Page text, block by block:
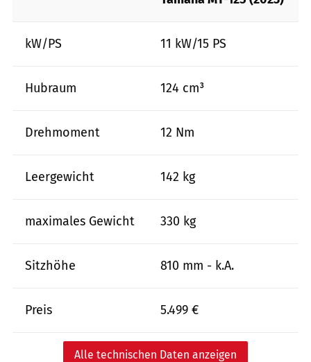
kW/PS 11 kW/15 PS
Hubraum 124 cm³
Drehmoment 12 Nm
Leergewicht 142 kg
maximales Gewicht 330 kg
Sitzhöhe 810 mm - k.A.
Preis 5.499 €
Alle technischen Daten anzeigen